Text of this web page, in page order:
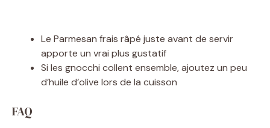
Le Parmesan frais râpé juste avant de servir
apporte un vrai plus gustatif
Si les gnocchi collent ensemble, ajoutez un peu
d’huile d’olive lors de la cuisson
FAQ